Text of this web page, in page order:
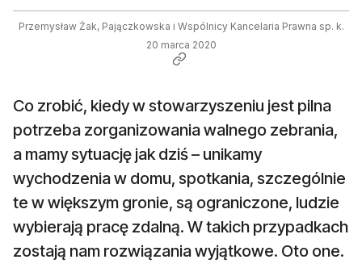
Przemysław Żak, Pajączkowska i Wspólnicy Kancelaria Prawna sp. k.
20 marca 2020
Co zrobić, kiedy w stowarzyszeniu jest pilna
potrzeba zorganizowania walnego zebrania,
a mamy sytuację jak dziś – unikamy
wychodzenia w domu, spotkania, szczególnie
te w większym gronie, są ograniczone, ludzie
wybierają pracę zdalną. W takich przypadkach
zostają nam rozwiązania wyjątkowe. Oto one.